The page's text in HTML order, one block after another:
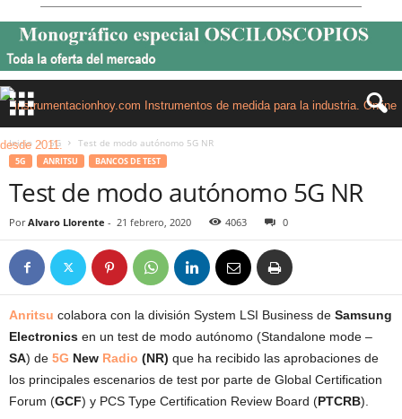
Inicio 5G Test de modo autónomo 5G NR
5G ANRITSU BANCOS DE TEST
Test de modo autónomo 5G NR
Por Alvaro Llorente - 21 febrero, 2020 4063 0
Anritsu colabora con la división System LSI Business de Samsung
Electronics en un test de modo autónomo (Standalone mode –
SA) de 5G New Radio (NR) que ha recibido las aprobaciones de
los principales escenarios de test por parte de Global Certification
Forum (GCF) y PCS Type Certification Review Board (PTCRB).